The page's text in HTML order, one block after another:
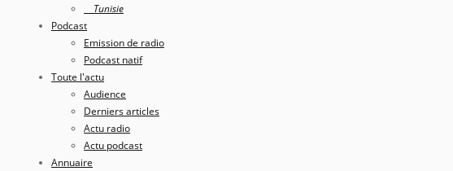
Tunisie
Podcast
Emission de radio
Podcast natif
Toute l'actu
Audience
Derniers articles
Actu radio
Actu podcast
Annuaire